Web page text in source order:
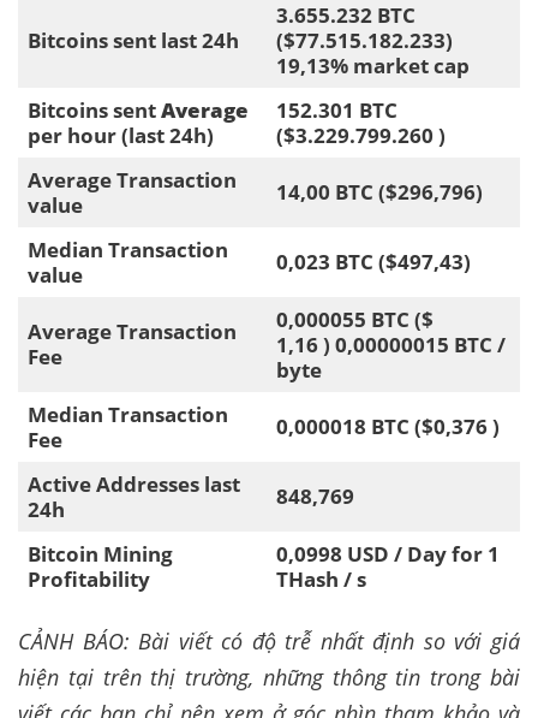
Bitcoins sent last 24h
3.655.232 BTC
($77.515.182.233)
19,13% market cap
Bitcoins sentAverage
per hour (last 24h)
152.301 BTC
($3.229.799.260 )
Average Transaction
value
14,00 BTC ($296,796)
Median Transaction
value
0,023 BTC ($497,43)
Average Transaction
Fee
0,000055 BTC ($
1,16 ) 0,00000015 BTC /
byte
Median Transaction
Fee
0,000018 BTC ($0,376 )
Active Addresses last
24h
848,769
Bitcoin Mining
Profitability
0,0998 USD / Day for 1
THash / s
CẢNH BÁO: Bài viết có độ trễ nhất định so với giá
hiện tại trên thị trường, những thông tin trong bài